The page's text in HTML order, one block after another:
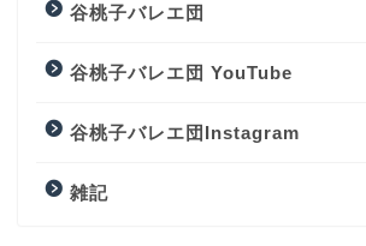
谷桃子バレエ団
谷桃子バレエ団 YouTube
谷桃子バレエ団Instagram
雑記